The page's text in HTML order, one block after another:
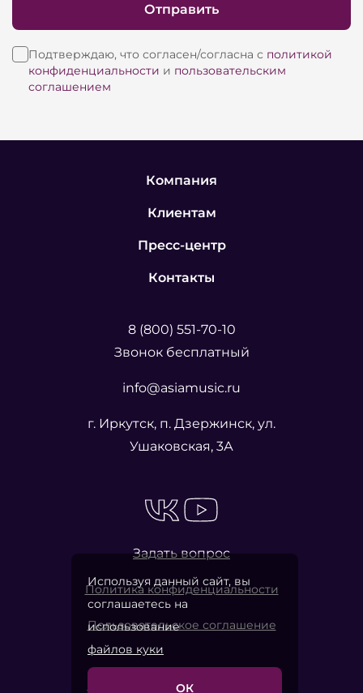
Подтверждаю, что согласен/согласна с политикой
конфиденциальности и пользовательским
соглашением
Отправить
Компания
Клиентам
Пресс-центр
Контакты
8 (800) 551-70-10
Звонок бесплатный
info@asiamusic.ru
г. Иркутск, п. Дзержинск, ул.
Ушаковская, 3А
Задать вопрос
Политика конфиденциальности
Пользовательское соглашение
Используя данный сайт, вы
соглашаетесь на
использование
файлов куки
ОК